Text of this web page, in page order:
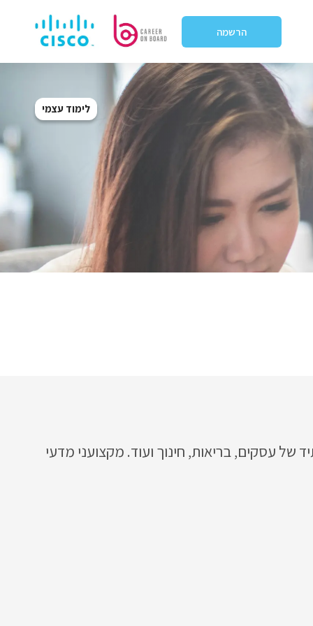
הרשמה
לימוד עצמי
של עסקים, בריאות, חינוך ועוד. מקצועני מדעי